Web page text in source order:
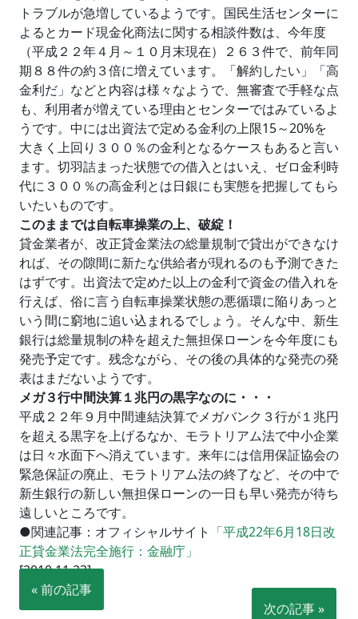
トラブルが急増しているようです。国民生活センターに
よるとカード現金化商法に関する相談件数は、今年度
（平成２２年４月～１０月末現在）２６３件で、前年同
期８８件の約３倍に増えています。「解約したい」「高
金利だ」などと内容は様々なようで、無審査で手軽な点
も、利用者が増えている理由とセンターではみているよ
うです。中には出資法で定める金利の上限15～20%を
大きく上回り３００％の金利となるケースもあると言い
ます。切羽詰まった状態での借入とはいえ、ゼロ金利時
代に３００％の高金利とは日銀にも実態を把握してもら
いたいものです。
このままでは自転車操業の上、破綻！
貸金業者が、改正貸金業法の総量規制で貸出ができなけ
れば、その隙間に新たな供給者が現れるのも予測できた
はずです。出資法で定めた以上の金利で資金の借入れを
行えば、俗に言う自転車操業状態の悪循環に陥りあっと
いう間に窮地に追い込まれるでしょう。そんな中、新生
銀行は総量規制の枠を超えた無担保ローンを今年度にも
発売予定です。残念ながら、その後の具体的な発売の発
表はまだないようです。
メガ３行中間決算１兆円の黒字なのに・・・
平成２２年９月中間連結決算でメガバンク３行が１兆円
を超える黒字を上げるなか、モラトリアム法で中小企業
は日々水面下へ消えています。来年には信用保証協会の
緊急保証の廃止、モラトリアム法の終了など、その中で
新生銀行の新しい無担保ローンの一日も早い発売が待ち
遠しいところです。
●関連記事：オフィシャルサイト 「平成22年6月18日改
正貸金業法完全施行：金融庁」
[2010.11.23]
« 前の記事
次の記事 »